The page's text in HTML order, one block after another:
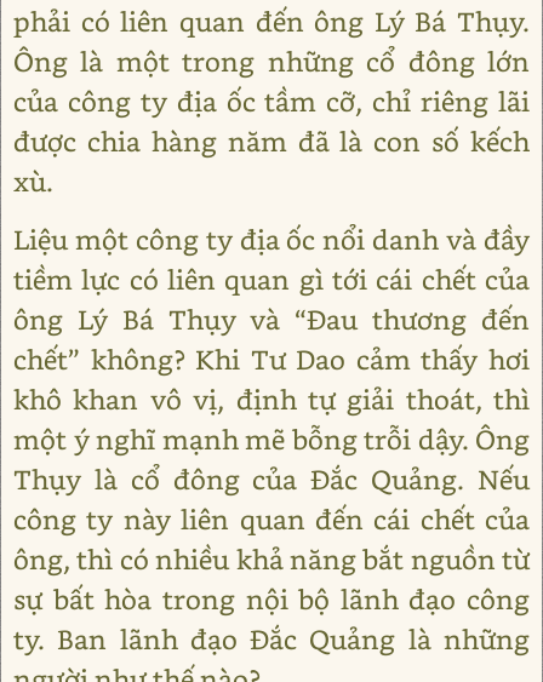
phải có liên quan đến ông Lý Bá Thụy.
Ông là một trong những cổ đông lớn
của công ty địa ốc tầm cỡ, chỉ riêng lãi
được chia hàng năm đã là con số kếch
xù.
Liệu một công ty địa ốc nổi danh và đầy
tiềm lực có liên quan gì tới cái chết của
ông Lý Bá Thụy và “Đau thương đến
chết” không? Khi Tư Dao cảm thấy hơi
khô khan vô vị, định tự giải thoát, thì
một ý nghĩ mạnh mẽ bỗng trỗi dậy. Ông
Thụy là cổ đông của Đắc Quảng. Nếu
công ty này liên quan đến cái chết của
ông, thì có nhiều khả năng bắt nguồn từ
sự bất hòa trong nội bộ lãnh đạo công
ty. Ban lãnh đạo Đắc Quảng là những